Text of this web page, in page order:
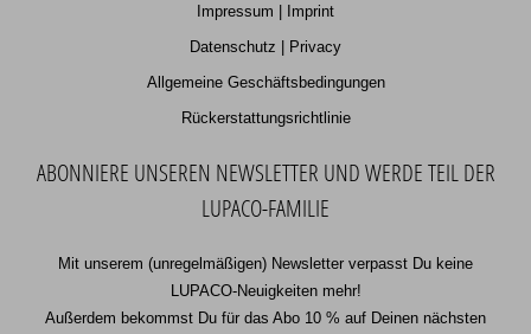
Impressum | Imprint
Datenschutz | Privacy
Allgemeine Geschäftsbedingungen
Rückerstattungsrichtlinie
ABONNIERE UNSEREN NEWSLETTER UND WERDE TEIL DER
LUPACO-FAMILIE
Mit unserem (unregelmäßigen) Newsletter verpasst Du keine
LUPACO-Neuigkeiten mehr!
Außerdem bekommst Du für das Abo 10 % auf Deinen nächsten